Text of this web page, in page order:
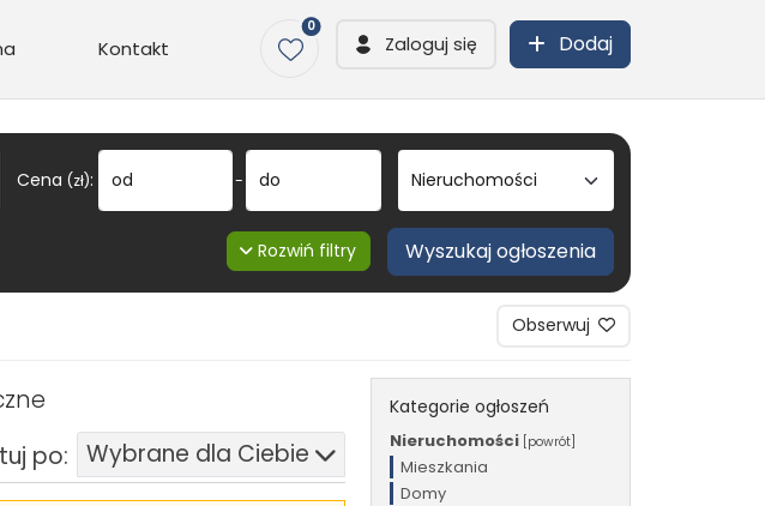
Kontakt
0
Zaloguj się Dodaj
Cena (zł): od - do
Rozwiń filtry Wyszukaj ogłoszenia
Obserwuj
po: Wybrane dla Ciebie
Kategorie ogłoszeń
Nieruchomości [powrót]
Mieszkania
Domy